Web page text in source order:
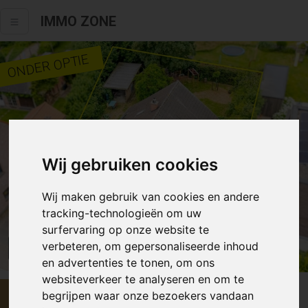
Wij gebruiken cookies
Wij maken gebruik van cookies en andere
tracking-technologieën om uw
surfervaring op onze website te
verbeteren, om gepersonaliseerde inhoud
en advertenties te tonen, om ons
websiteverkeer te analyseren en om te
begrijpen waar onze bezoekers vandaan
IMMO ZONE
ONDER OPTIE
Alle fotos
€ 435 000